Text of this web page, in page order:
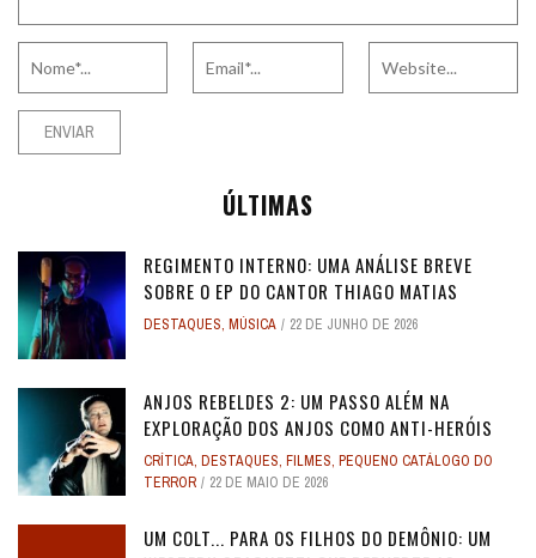
ÚLTIMAS
REGIMENTO INTERNO: UMA ANÁLISE BREVE
SOBRE O EP DO CANTOR THIAGO MATIAS
DESTAQUES, MÚSICA 22 DE JUNHO DE 2026
ANJOS REBELDES 2: UM PASSO ALÉM NA
EXPLORAÇÃO DOS ANJOS COMO ANTI-HERÓIS
CRÍTICA, DESTAQUES, FILMES, PEQUENO CATÁLOGO DO
TERROR
22 DE MAIO DE 2026
UM COLT... PARA OS FILHOS DO DEMÔNIO: UM